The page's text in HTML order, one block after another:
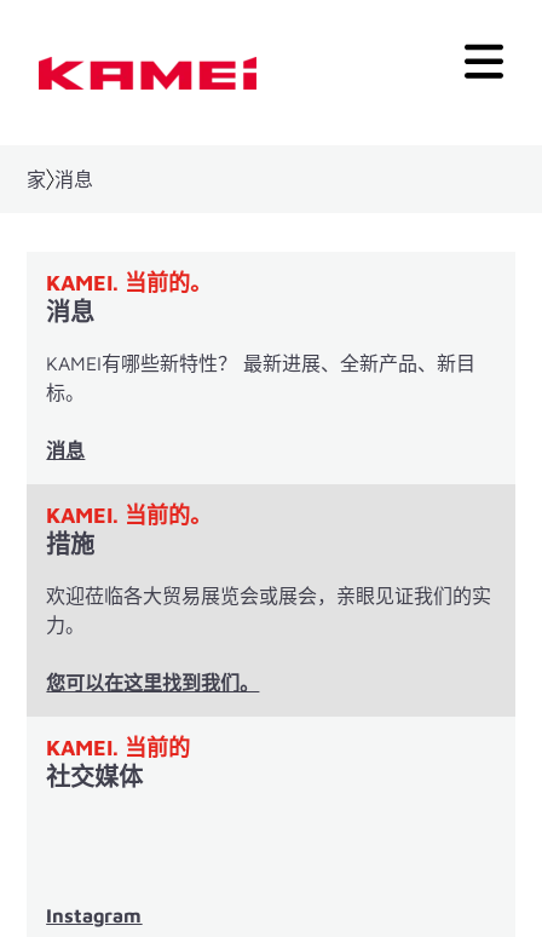
家 消息
KAMEI. 当前的。
消息
KAMEI有哪些新特性？ 最新进展、全新产品、新目
标。
消息
KAMEI. 当前的。
措施
欢迎莅临各大贸易展览会或展会，亲眼见证我们的实
力。
您可以在这里找到我们。
KAMEI. 当前的
社交媒体
Instagram